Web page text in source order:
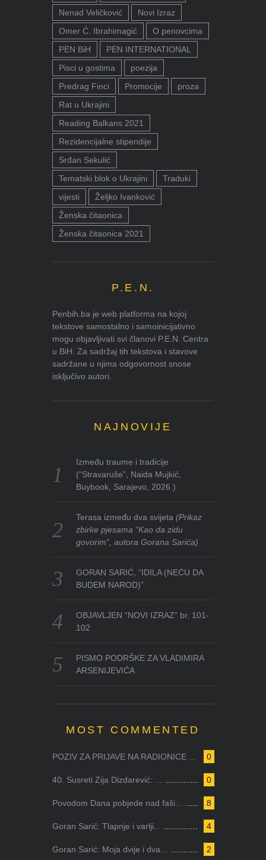
Nenad Veličković
Novi Izraz
Omer Ć. Ibrahimagić
O penovcima
PEN BiH
PEN INTERNATIONAL
Pisci u gostima
poezija
Predrag Finci
Promocije
proza
Rat u Ukrajini
Reading Balkans 2021
Rezidencijalne stipendije
Srđan Sekulić
Tematski blok o Ukrajini
Traduki
vijesti
Željko Ivanković
Ženska čitaonica
Ženska čitaonica 2021
P.E.N.
Penbih.ba je web platforma na kojoj
tekstove samostalno i samoinicijativno
mogu objavljivati svi članovi P.E.N. Centra
u BiH. Za sadržaj tih tekstova i stavove
sadržane u njima odgovornost snose
isključivo autori.
NAJNOVIJE
Između traume i tradicije
(“Stravaruše”, Naida Mujkić,
Buybook, Sarajevo, 2026.)
Terasa između dva svijeta(Prikaz
zbirke pjesama “Kao da zidu
govorim”, autora Gorana Sarića)
GORAN SARIĆ, “IDILA (NEĆU DA
BUDEM NAROD)”
OBJAVLJEN “NOVI IZRAZ” br. 101-
102
PISMO PODRŠKE ZA VLADIMIRA
ARSENIJEVIĆA
MOST COMMENTED
0
POZIV ZA PRIJAVE NA RADIONICE ...
0
40. Susreti Zija Dizdarević: ...
8
Povodom Dana pobjede nad faši...
4
Goran Sarić: Tlapnje i varlji...
2
Goran Sarić: Moja dvije i dva...